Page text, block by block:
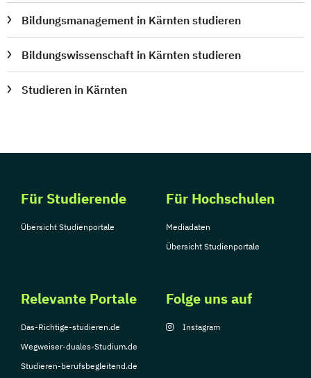
Bildungsmanagement in Kärnten studieren
Bildungswissenschaft in Kärnten studieren
Studieren in Kärnten
Für Studierende
Übersicht Studienportale
Für Hochschulen
Mediadaten
Übersicht Studienportale
Relevante Portale
Das-Richtige-studieren.de
Wegweiser-duales-Studium.de
Studieren-berufsbegleitend.de
Folge uns auf
Instagram